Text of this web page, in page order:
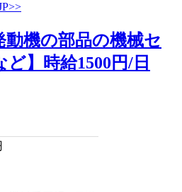
動機の部品の機械セ
】時給1500円/日